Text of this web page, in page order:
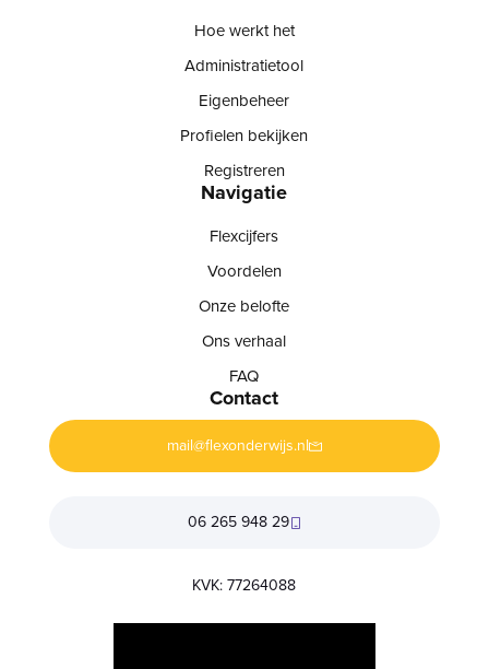
Hoe werkt het
Administratietool
Eigenbeheer
Profielen bekijken
Registreren
Navigatie
Flexcijfers
Voordelen
Onze belofte
Ons verhaal
FAQ
Contact
mail@flexonderwijs.nl
06 265 948 29
KVK: 77264088